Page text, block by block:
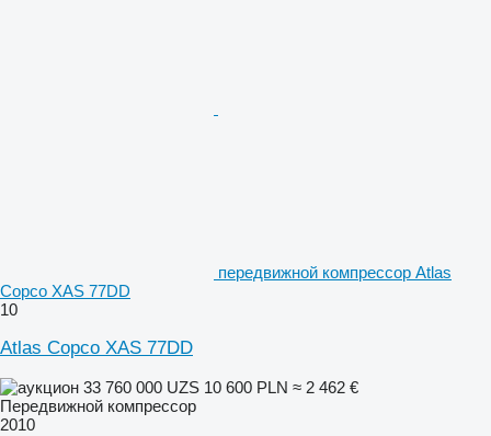
передвижной компрессор Atlas
Copco XAS 77DD
10
Atlas Copco XAS 77DD
33 760 000 UZS 10 600 PLN ≈ 2 462 €
Передвижной компрессор
2010